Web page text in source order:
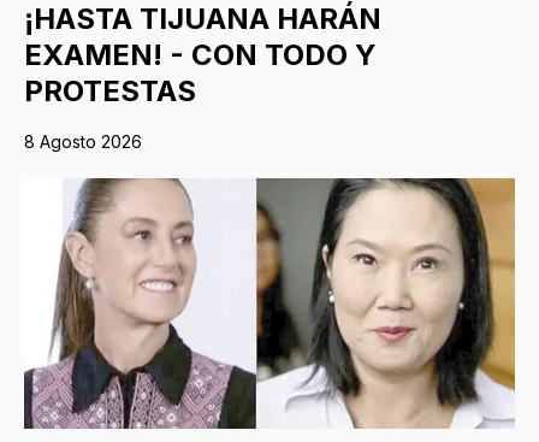
¡HASTA TIJUANA HARÁN
EXAMEN! - CON TODO Y
PROTESTAS
8 Agosto 2026